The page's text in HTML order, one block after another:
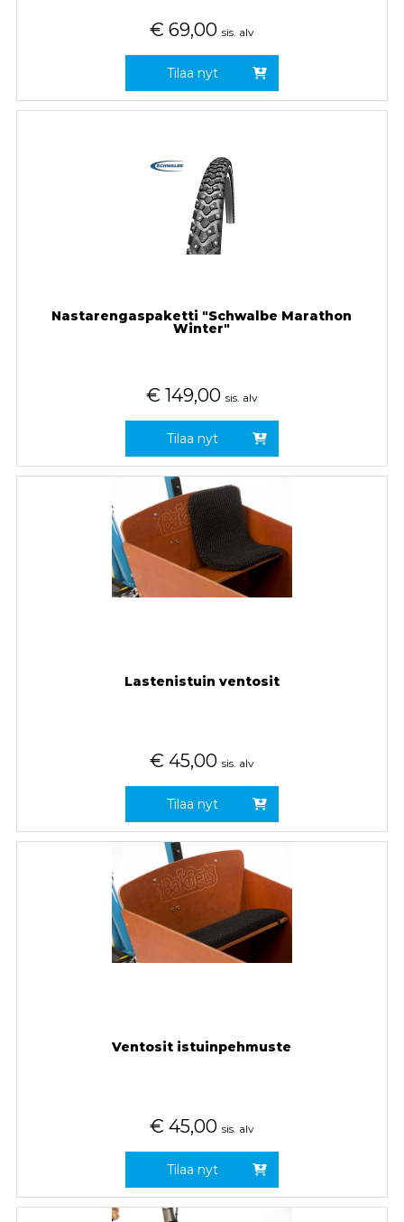
€ 69,00 sis. alv
Tilaa nyt
Nastarengaspaketti "Schwalbe Marathon
Winter"
€ 149,00 sis. alv
Tilaa nyt
Lastenistuin ventosit
€ 45,00 sis. alv
Tilaa nyt
Ventosit istuinpehmuste
€ 45,00 sis. alv
Tilaa nyt